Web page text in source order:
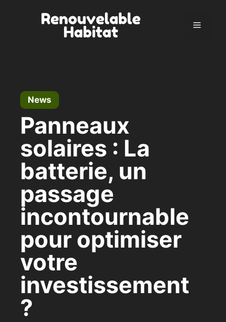
Menu
News
Panneaux
solaires : La
batterie, un
passage
incontournable
pour optimiser
votre
investissement
?